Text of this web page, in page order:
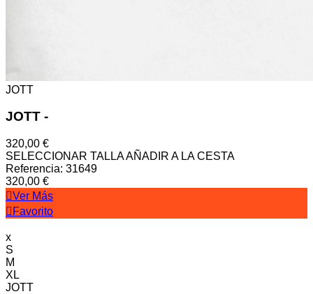
JOTT
JOTT -
320,00 €
SELECCIONAR TALLAAÑADIR A LA CESTA
Referencia: 31649
320,00 €
Ver Más
Favorito
x
S
M
XL
JOTT